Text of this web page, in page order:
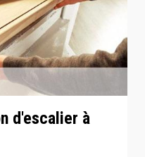
d'escalier à